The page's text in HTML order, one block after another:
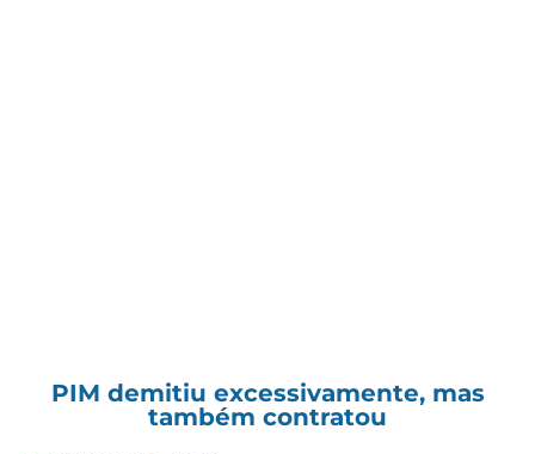
PIM demitiu excessivamente, mas
também contratou